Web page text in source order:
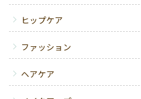
ヒップケア
ファッション
ヘアケア